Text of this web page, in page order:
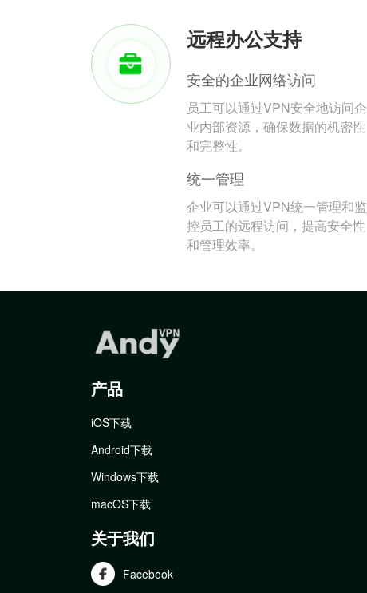
远程办公支持
安全的企业网络访问
员工可以通过VPN安全地访问企
业内部资源，确保数据的机密性
和完整性。
统一管理
企业可以通过VPN统一管理和监
控员工的远程访问，提高安全性
和管理效率。
产品
iOS下载
Android下载
Windows下载
macOS下载
关于我们
Facebook